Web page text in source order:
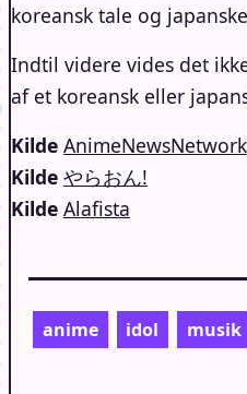
koreansk tale og
Indtil videre vides det
af et koreansk eller
Kilde AnimeNewsNetwork
Kilde やらおん!
Kilde Alafista
anime idol musik